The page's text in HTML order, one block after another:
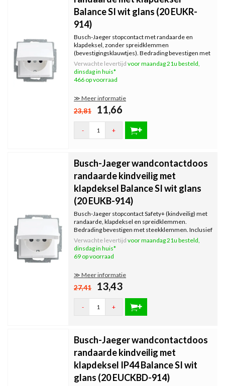
Balance SI wit glans (20 EUKR-
914)
Busch-Jaeger stopcontact met randaarde en
klapdeksel, zonder spreidklemmen
(bevestigingsklauwtjes). Bedrading bevestigen met
steekklemmen. Inclusief binnenwerk, exclusief
afdekraam. Serie: Balance SI, kleur: wit glans.
Verwachte levertijd voor maandag 21u besteld,
dinsdag in huis*
466 op voorraad
≫ Meer informatie
23,81 11,66
- +
Busch-Jaeger wandcontactdoos
randaarde kindveilig met
klapdeksel Balance SI wit glans
(20 EUKB-914)
Busch-Jaeger stopcontact Safety+ (kindveilig) met
randaarde, klapdeksel en spreidklemmen.
Bedrading bevestigen met steekklemmen. Inclusief
binnenwerk, exclusief afdekraam. Serie: Balance SI,
kleur: wit glans.
Verwachte levertijd voor maandag 21u besteld,
dinsdag in huis*
69 op voorraad
≫ Meer informatie
27,41 13,43
- +
Busch-Jaeger wandcontactdoos
randaarde kindveilig met
klapdeksel IP44 Balance SI wit
glans (20 EUCKBD-914)